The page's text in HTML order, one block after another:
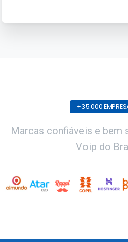
+35.000
Marcas confiáveis e bem
Voip do